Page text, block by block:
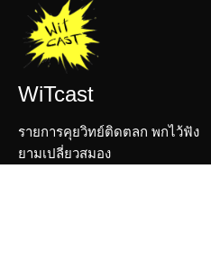
WiTcast
รายการคุยวิทย์ติดตลก พกไว้ฟัง
ยามเปลี่ยวสมอง